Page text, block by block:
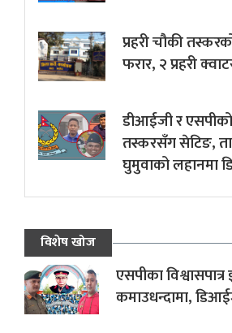
प्रहरी चौकी
फरार, २ प्रहरी
डीआईजी र
तस्करसँग सेटिङ,
घुमुवाको लहानमा
विशेष खोज
एसपीका
कमाउधन्दामा,